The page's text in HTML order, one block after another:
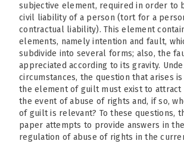
subjective element, required in order to
civil liability of a person (tort for a
contractual liability). This element
elements, namely intention and fault,
subdivide into several forms; also, the
appreciated according to its gravity.
circumstances, the question that arises
the element of guilt must exist to
the event of abuse of rights and, if so,
of guilt is relevant? To these questions,
paper attempts to provide answers in
regulation of abuse of rights in the